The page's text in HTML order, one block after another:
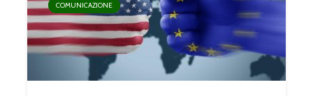
COMUNICAZIONE